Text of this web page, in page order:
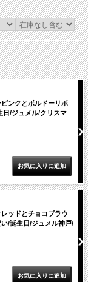
ピンクとボルドーリボ
日/ジュメル/クリスマ
ッドとチョコブラウ
/誕生日/ジュメル神戸/